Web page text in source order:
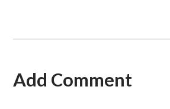
Add Comment